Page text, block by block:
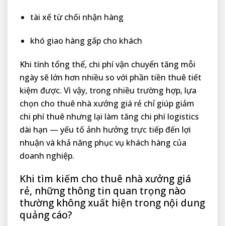
tài xế từ chối nhận hàng
khó giao hàng gấp cho khách
Khi tính tổng thể, chi phí vận chuyển tăng mỗi
ngày sẽ lớn hơn nhiều so với phần tiền thuê tiết
kiệm được. Vì vậy, trong nhiều trường hợp, lựa
chọn cho thuê nhà xưởng giá rẻ chỉ giúp giảm
chi phí thuê nhưng lại làm tăng chi phí logistics
dài hạn — yếu tố ảnh hưởng trực tiếp đến lợi
nhuận và khả năng phục vụ khách hàng của
doanh nghiệp.
Khi tìm kiếm cho thuê nhà xưởng giá
rẻ, những thông tin quan trọng nào
thường không xuất hiện trong nội dung
quảng cáo?